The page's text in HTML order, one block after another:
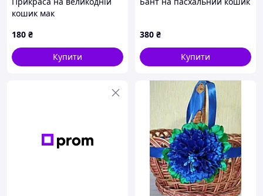
кошик мак
180 ₴
Купити
380 ₴
Купити